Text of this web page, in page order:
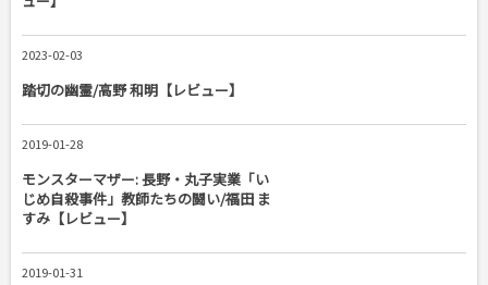
2023-02-03
踏切の幽霊/高野 和明【レビュー】
2019-01-28
モンスターマザー: 長野・丸子実業「い
じめ自殺事件」教師たちの闘い/福田 ま
すみ【レビュー】
2019-01-31